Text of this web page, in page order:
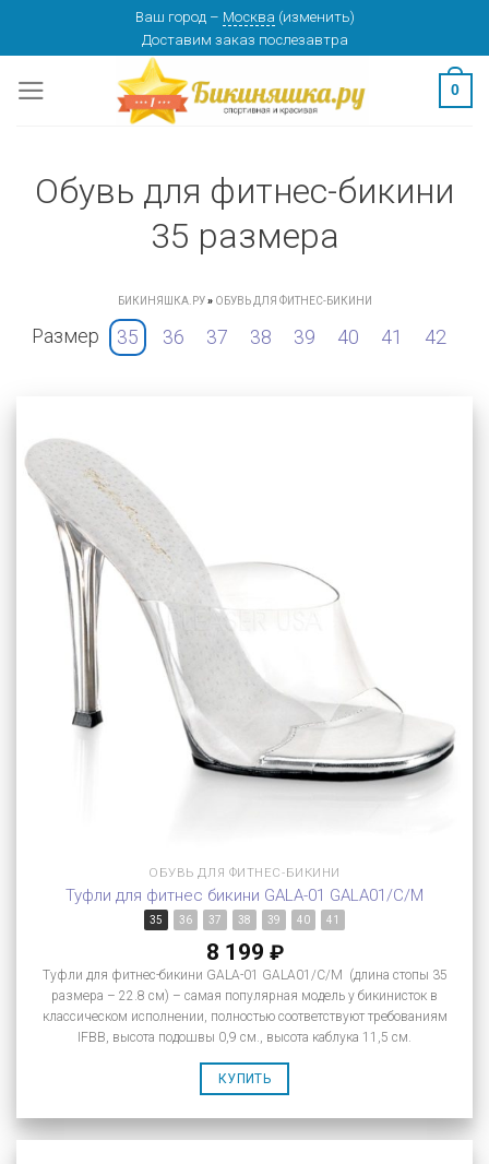
content
Ваш город – Москва (изменить)
Доставим заказ послезавтра
0
Обувь для фитнес-бикини
35 размера
БИКИНЯШКА.РУ» ОБУВЬ ДЛЯ ФИТНЕС-БИКИНИ
Размер 35 36 37 38 39 40 41 42
ОБУВЬ ДЛЯ ФИТНЕС-БИКИНИ
Туфли для фитнес бикини GALA-01 GALA01/C/M
35 36 37 38 39 40 41
8 199 ₽
Туфли для фитнес-бикини GALA-01 GALA01/C/M (длина стопы 35
размера – 22.8 см) – самая популярная модель у бикинисток в
классическом исполнении, полностью соответствуют требованиям
IFBB, высота подошвы 0,9 см., высота каблука 11,5 см.
КУПИТЬ